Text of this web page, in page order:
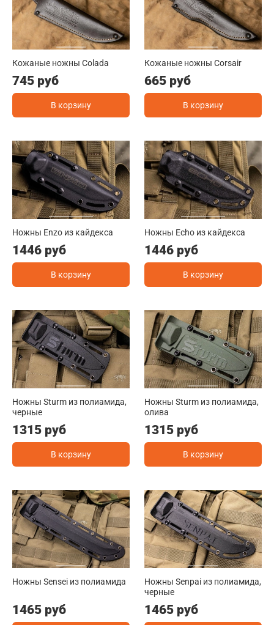
Кожаные ножны Colada
745 руб
В корзину
Кожаные ножны Corsair
665 руб
В корзину
Ножны Enzo из кайдекса
1446 руб
В корзину
Ножны Echo из кайдекса
1446 руб
В корзину
Ножны Sturm из полиамида,
черные
1315 руб
В корзину
Ножны Sturm из полиамида,
олива
1315 руб
В корзину
Ножны Sensei из полиамида
1465 руб
Ножны Senpai из полиамида,
черные
1465 руб